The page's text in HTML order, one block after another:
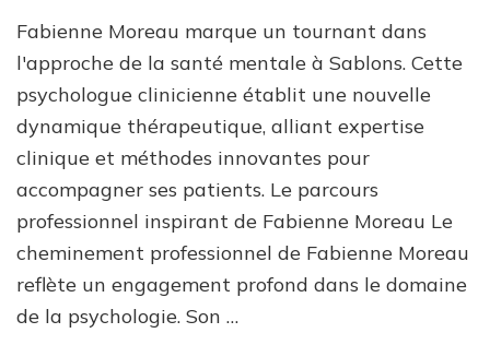
Fabienne Moreau marque un tournant dans
l'approche de la santé mentale à Sablons. Cette
psychologue clinicienne établit une nouvelle
dynamique thérapeutique, alliant expertise
clinique et méthodes innovantes pour
accompagner ses patients. Le parcours
professionnel inspirant de Fabienne Moreau Le
cheminement professionnel de Fabienne Moreau
reflète un engagement profond dans le domaine
de la psychologie. Son …